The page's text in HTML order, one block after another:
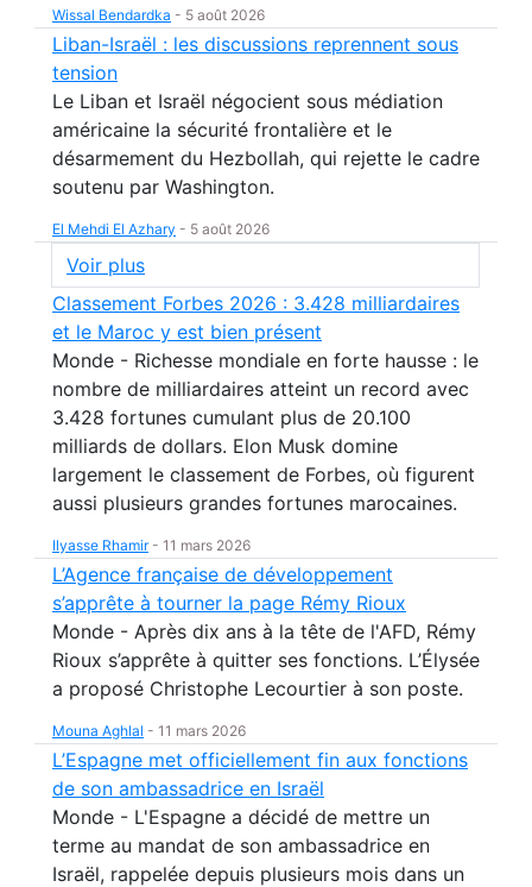
Wissal Bendardka - 5 août 2026
Liban-Israël : les discussions reprennent sous
tension
Le Liban et Israël négocient sous médiation
américaine la sécurité frontalière et le
désarmement du Hezbollah, qui rejette le cadre
soutenu par Washington.
El Mehdi El Azhary - 5 août 2026
Voir plus
Classement Forbes 2026 : 3.428 milliardaires
et le Maroc y est bien présent
Monde - Richesse mondiale en forte hausse : le
nombre de milliardaires atteint un record avec
3.428 fortunes cumulant plus de 20.100
milliards de dollars. Elon Musk domine
largement le classement de Forbes, où figurent
aussi plusieurs grandes fortunes marocaines.
Ilyasse Rhamir- 11 mars 2026
L’Agence française de développement
s’apprête à tourner la page Rémy Rioux
Monde - Après dix ans à la tête de l'AFD, Rémy
Rioux s’apprête à quitter ses fonctions. L’Élysée
a proposé Christophe Lecourtier à son poste.
Mouna Aghlal - 11 mars 2026
L’Espagne met officiellement fin aux fonctions
de son ambassadrice en Israël
Monde - L'Espagne a décidé de mettre un
terme au mandat de son ambassadrice en
Israël, rappelée depuis plusieurs mois dans un